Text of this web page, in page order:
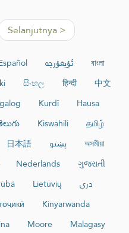
Selanjutnya >
ئۇيغۇرچە
বাংলা
සිංහල हिन्दी
中文
Kurdî
Hausa
Kiswahili
தமிழ்
日本語 پښتو
অসমীয়া
Nederlands
ગુજરાતી
Lietuvių
دری
Kinyarwanda
Moore
Malagasy